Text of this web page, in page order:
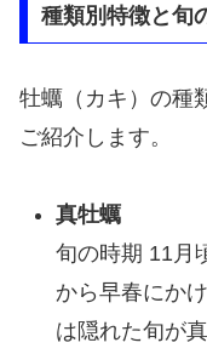
種類別特徴と旬
牡蠣（カキ）の種
ご紹介します。
真牡蠣
旬の時期 11月
から早春にか
は隠れた旬が